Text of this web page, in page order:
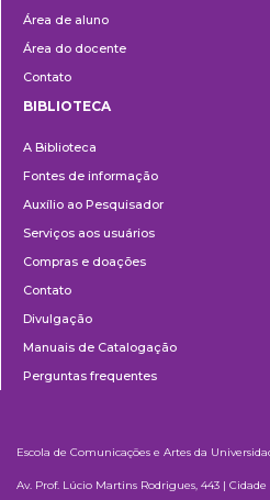
Área de aluno
Área do docente
Contato
BIBLIOTECA
A Biblioteca
Fontes de informação
Auxílio ao Pesquisador
Serviços aos usuários
Compras e doações
Contato
Divulgação
Manuais de Catalogação
Perguntas frequentes
Escola de Comunicações e Artes da
Av. Prof. Lúcio Martins Rodrigues, 443 |